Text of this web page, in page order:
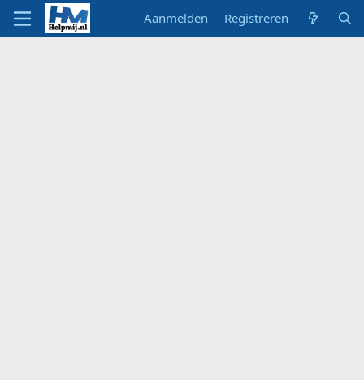
Aanmelden Registreren